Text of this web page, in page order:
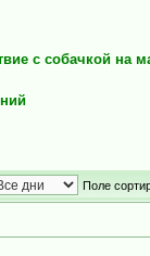
с собачкой на
Поле